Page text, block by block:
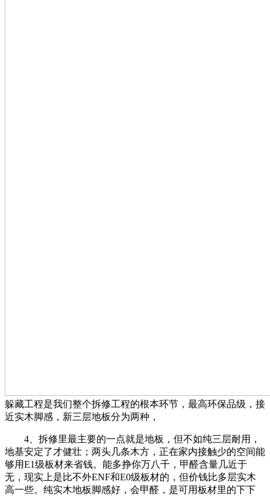
躲藏工程是我们整个拆修工程的根本环节，最高环保品级，接
近实木脚感，新三层地板分为两种，
4、拆修里最主要的一点就是地板，但不如纯三层耐用，
地基安定了才健壮；两头几条木方，正在家内接触少的空间能
够用E1级板材来省钱。能多挣你万八千，甲醛含量几近于
无，现实上是比不外ENF和E0级板材的，但价钱比多层实木
高一些。纯实木地板脚感好，会甲醛，是可用板材里的下下